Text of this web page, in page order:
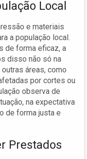
Local
e materiais
a população local.
de forma eficaz, a
disso não só na
áreas, como
por cortes ou
observa de
na expectativa
de forma justa e
Prestados